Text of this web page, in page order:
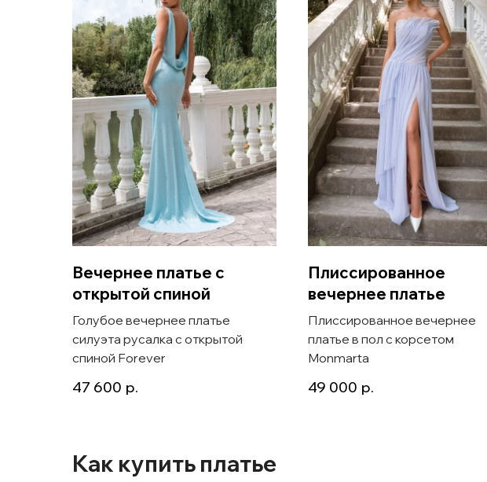
Вечернее платье с
открытой спиной
Голубое вечернее платье
силуэта русалка с открытой
спиной Forever
47 600 р.
Плиссированное
вечернее платье
Плиссированное вечернее
платье в пол с корсетом
Monmarta
49 000 р.
Как купить платье